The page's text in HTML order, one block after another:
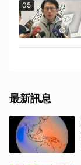
05
最新訊息